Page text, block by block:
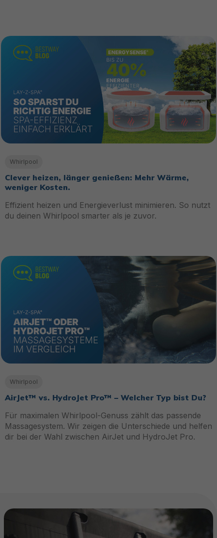
Whirlpool
Clever heizen, länger genießen: Mehr Wärme,
weniger Kosten.
Effizient heizen und Energieverlust minimieren. So nutzt
du deinen Whirlpool smarter als je zuvor.
Whirlpool
AirJet™ vs. HydroJet Pro™ – Welcher Typ bist Du?
Für maximalen Whirlpool-Genuss zählt das passende
Massagesystem. Wir zeigen die Unterschiede und helfen
dir bei der Wahl zwischen AirJet und HydroJet Pro.